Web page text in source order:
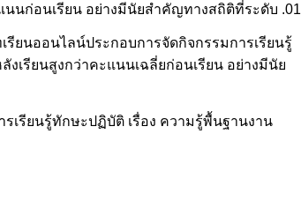
นนก่อนเรียน อย่างมีนัยสำคัญทางสถิติที่ระดับ .01
ยนออนไลน์ประกอบการจัดกิจกรรมการเรียนรู้
เรียนสูงกว่าคะแนนเฉลี่ยก่อนเรียน อย่างมีนัย
เรียนรู้ทักษะปฏิบัติ เรื่อง ความรู้พื้นฐานงาน